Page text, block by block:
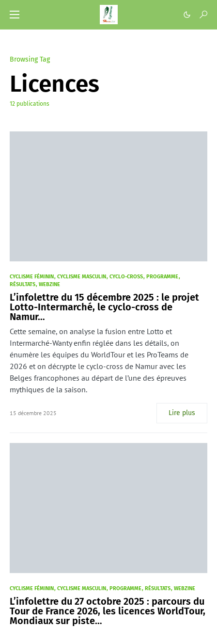
Browsing Tag
Licences
12 publications
CYCLISME FÉMININ CYCLISME MASCULIN CYCLO-CROSS
PROGRAMME
RÉSULTATS WEBZINE
L’infolettre du 15 décembre 2025 : le projet
Lotto-Intermarché, le cyclo-cross de
Namur…
Cette semaine, on analyse la fusion entre Lotto et
Intermarché-Wanty enfin réglée dans les détails, on
énumère les équipes du WorldTour et les ProTeams de
2026 et on décrypte le cyclo-cross de Namur avec les
Belges francophones au départ de l’une des épreuves
mythiques de la saison.
15 décembre 2025 Lire plus
CYCLISME FÉMININ CYCLISME MASCULIN PROGRAMME RÉSULTATS WEBZINE
L’infolettre du 27 octobre 2025 : parcours du
Tour de France 2026, les licences WorldTour,
Mondiaux sur piste…